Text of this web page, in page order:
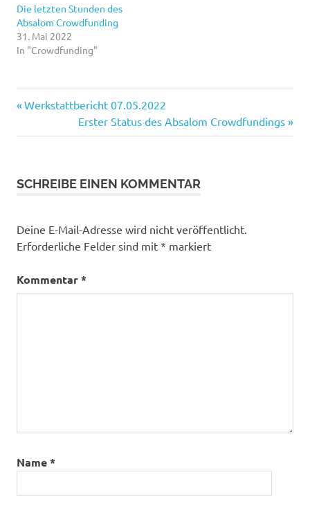
Die letzten Stunden des
Absalom Crowdfunding
31. Mai 2022
In "Crowdfunding"
Beitragsnavigation
Vorheriger
Werkstattbericht 07.05.2022
Nächster
Beitrag:
Erster Status des Absalom Crowdfundings
SCHREIBE EINEN KOMMENTAR
Deine E-Mail-Adresse wird nicht veröffentlicht.
Erforderliche Felder sind mit * markiert
Kommentar*
Name*